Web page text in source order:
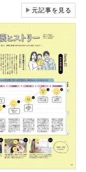
▶元記事を見る